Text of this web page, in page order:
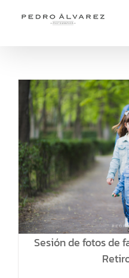
Sesión de fotos de